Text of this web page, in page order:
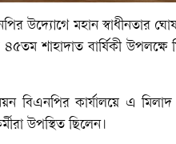
উদ্যোগে মহান স্বাধীনতার
৪৫তম শাহাদাত বার্ষিকী
বিএনপির কার্যালয়ে এ
উপস্থিত ছিলেন।